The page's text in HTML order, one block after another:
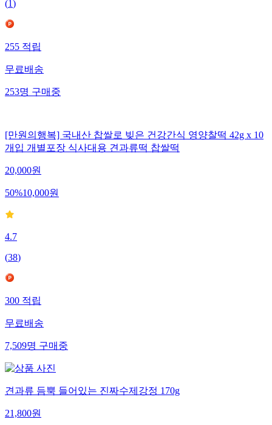
(1)
255적립
무료배송
253명구매중
[만원의행복] 국내산 찹쌀로 빚은 건강간식 영양찰떡 42g x 10
개입 개별포장 식사대용 견과류떡 찹쌀떡
20,000원
50%10,000원
4.7
(38)
300적립
무료배송
7,509명구매중
견과류 듬뿍 들어있는 진짜수제강정 170g
21,800원